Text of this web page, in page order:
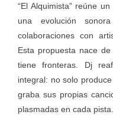
“El Alquimista” reúne
una evolución
colaboraciones con
Esta propuesta nace
tiene fronteras. Dj
integral: no solo
graba sus propias
plasmadas en cada pista.